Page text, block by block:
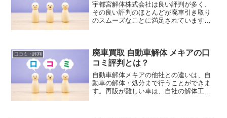
宇都宮解体株式会社は良い評判が多く、
その良い評判のほとんどが廃車引き取り
のスムーズなことに満足されています。
対応も良く安心して廃車の引き取りを依
頼できることが高く評価されています。
口コミ・評判
廃車買取 自動車解体 メキアの口
コミ評判とは？
自動車解体メキアの他社との違いは、自
動車の解体・処分まで行うことができま
す。再販が難しい車は、自社の解体工場